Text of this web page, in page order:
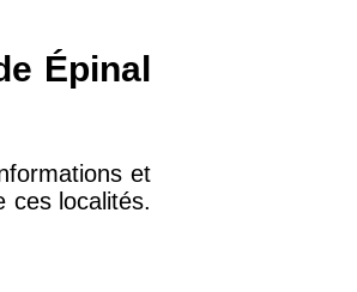
Épinal
et
ces localités.